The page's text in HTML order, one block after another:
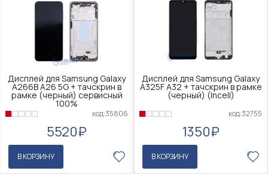
Дисплей для Samsung Galaxy
A266B A26 5G + тачскрин в
рамке (черный) сервисный
100%
код:35806
5520₽
В КОРЗИНУ
Дисплей для Samsung Galaxy
A325F A32 + тачскрин в рамке
(черный) (Incell)
код:32755
1350₽
В КОРЗИНУ